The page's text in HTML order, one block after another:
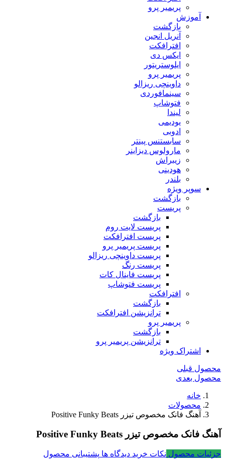
پریمیر پرو
آموزش
بازگشت
آنریل انجین
افترافکت
ایکس دی
ایلوستریتور
پریمیر پرو
داوینچی ریزالو
سینمافوردی
فتوشاپ
لیندا
یودیمی
ادوبی
سابستنس پینتر
مارولوس دیزاینر
زیبراش
هودینی
بلندر
سوپر ویژه
بازگشت
پریست
بازگشت
پریست لایت روم
پریست افترافکت
پریست پریمیر پرو
پریست داوینچی ریزالو
پریست رنگ
پریست فاینال کات
پریست فتوشاپ
افترافکت
بازگشت
ترانزیشن افترافکت
پریمیر پرو
بازگشت
ترانزیشن پریمیر پرو
اشتراک ویژه
محصول قبلی
محصول بعدی
خانه
محصولات
آهنگ فانک مخصوص تیزر Positive Funky Beats
آهنگ فانک مخصوص تیزر Positive Funky Beats
جزئیات محصول نکات خرید دیدگاه ها پشتیبانی محصول